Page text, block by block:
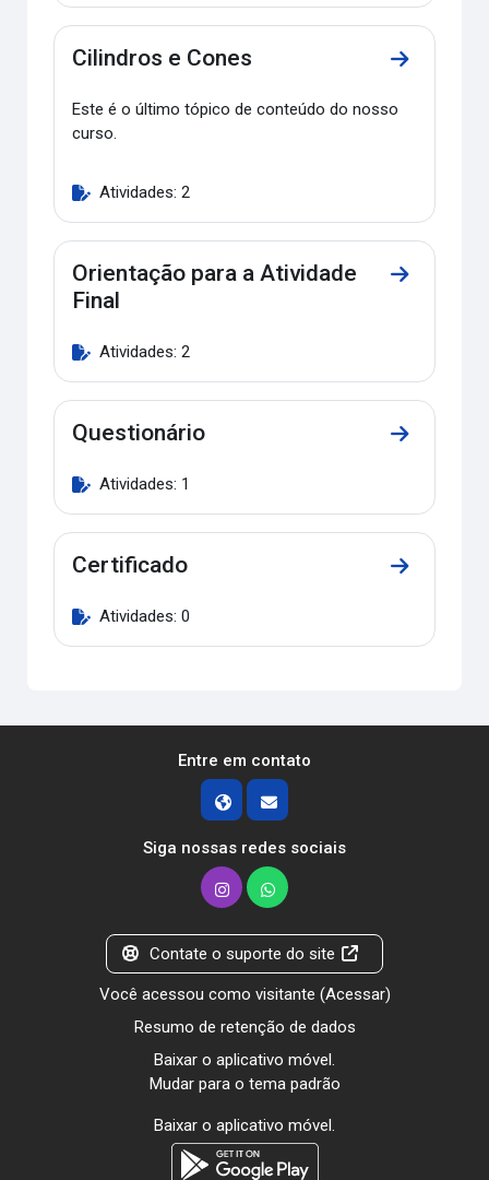
Cilindros e Cones
Ir para a
Este é o último tópico de conteúdo do nosso
curso.
Atividades: 2
Orientação para a Atividade
Final
Ir para a
Atividades: 2
Questionário
Ir para a
Atividades: 1
Certificado
Ir para a
Atividades: 0
Entre em contato
Siga nossas redes sociais
Contate o suporte do site
Você acessou como visitante (Acessar)
Resumo de retenção de dados
Baixar o aplicativo móvel.
Mudar para o tema padrão
Baixar o aplicativo móvel.